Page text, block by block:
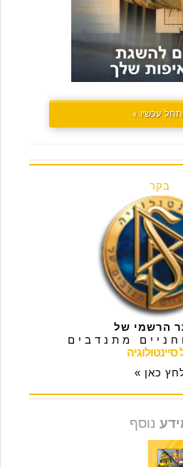
עכשיו »
בקר
הרשמי של
מתנדבים
כאן »
נוסף